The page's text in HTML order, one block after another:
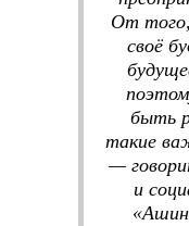
От того,
своё
быть
такие
—
и